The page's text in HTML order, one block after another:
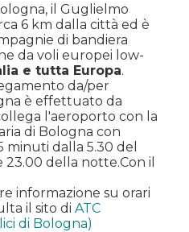
il Guglielmo
6 km dalla città ed è
di bandiera
da voli europei low-
e tutta Europa.
da/per
è effettuato da
l'aeroporto con la
di Bologna con
minuti dalla 5.30 del
23.00 della notte.Con il
informazione su orari
il sito di ATC
di Bologna)